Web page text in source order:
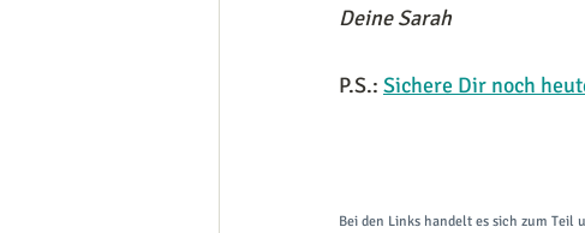
Deine Sarah
P.S.: Sichere Dir noch
Bei den Links handelt es sich zum Teil